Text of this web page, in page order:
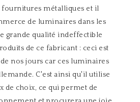
fournitures métalliques et il
de luminaires dans les
grande qualité indeffectible
de ce fabricant : ceci est
nos jours car ces luminaires
C'est ainsi qu'il utilise
de choix, ce qui permet de